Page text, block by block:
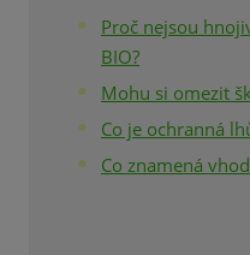
Proč nejsou
BIO?
Mohu si omezit
Co je ochranná
Co znamená